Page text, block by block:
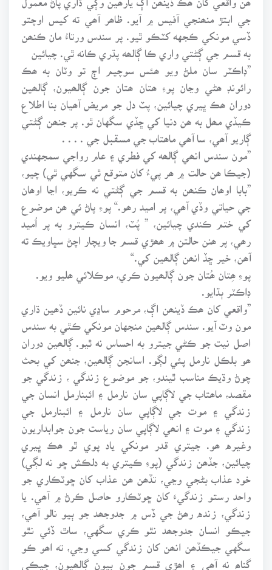
جي ابتڙ منھنجي آفيس ۾ آيو. ظاھر آھي ته کيس اوچتو
ڏسي مونکي ڪجهه کٽڪو ٿيو. پر سندس ورتاءُ مان ڪنھن
به قسم جي ڳڻتي واري ڪا ڳالھه پڌري ڪانه ٿي. چيائين
”ڊاڪٽر سان ملڻ ويو ھئس سوچيم اڄ تو وٽان به ھڪ
رائونڊ ھڻي وڃان پوءِ ھتان ھتان جون ڳالھيون، ڳالھين
دوران ھڪ ڀيري چيائين، پٽ دل جو مريض آھيان بنا اطلاع
ڪيڏي مھل به ھن دنيا کي ڇڏي سگهان ٿو. پر جنھن ڳڻتي
ڳاريو آھي، سا آھي ماھتاب جي مسقبل جي . . . .
”مون سندس انھي ڳالھه کي فطري ۽ عام رواجي سمجهندي
(جيڪا ھن حالت ۾ ھر پيءُ کان متوقع ٿي سگهي ٿي) چيو،
”بابا اوھان ڪنھن به قسم جي ڳڻتي نه ڪريو، اڃا اوھان
جي حياتي وڏي آھي، پر اميد رھو.“ پوءِ پاڻ ئي ھن موضوع
کي ختم ڪندي چيائين، ” پُٽ، انسان ڪيترو به پر اُميد
رھي، پر ھنن حالتن ۾ ھھڙي قسم جا ويچار اچڻ سڀاويڪ ته
آھن، خير ڇڏ انھن ڳالھين کي.“
پوءِ ھِتان ھُتان جون ڳالھيون ڪري، موڪلائي ھليو ويو.
ڊاڪٽر ٻڌايو.
”واقعي کان ھڪ ڏينھن اڳ، مرحوم ساڍي نائين ڏھين ڌاري
مون وٽ آيو. سندس ڳالھين منجهان مونکي ڪٿي به سندس
اصل نيت جو ڪڻي جيترو به احساس نه ٿيو. ڳالھين دوران
ھو بلڪل نارمل پئي لڳو. اسانجن ڳالھين، جنھن کي بحث
چوڻ وڌيڪ مناسب ٿيندو، جو موضوع زندگي ، زندگي جو
مقصد، ماھتاب جي لاڳاپي سان نارمل ۽ ائبنارمل انسان جي
زندگي ۽ موت جي لاڳاپي سان نارمل ۽ ائبنارمل جي
زندگي ۽ موت ۽ انھي لاڳاپي سان رياست جون جوابداريون
وغيره ھو. جيتري قدر مونکي ياد پوي ٿو ھڪ ڀيري
چيائين، جڏھن زندگي (پوءِ ڪيتري به دلڪش ڇو نه لڳي)
خود عذاب بڻجي وڃي، تڏھن ھن عذاب کان ڇوٽڪاري جو
واحد رستو زندگيءَ کان ڇوٽڪارو حاصل ڪرڻ ۾ آھي. يا
زندگي، زنده رھڻ جي ڏس ۾ جدوجھد جو ٻيو نالو آھي،
جيڪو انسان جدوجھد نٿو ڪري سگهي، ساٿ ڏئي نٿو
سگهي جيڪڏھن انھن کان زندگي کسي وڃي، ته اھو ڪو
گناھ نه آھي ۽ اھڙي قسم جون ٻيون ڳالھيون، جيڪي